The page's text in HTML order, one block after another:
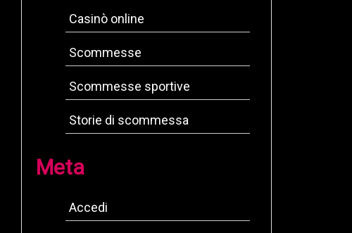
Casinò online
Scommesse
Scommesse sportive
Storie di scommessa
Meta
Accedi